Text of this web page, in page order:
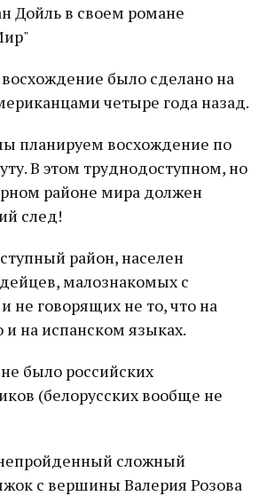
Дойль в своем романе
было сделано на
четыре года назад.
планируем восхождение по
В этом труднодоступном, но
районе мира должен
след!
район, населен
малознакомых с
не говорящих не то, что на
и на испанском языках.
было российских
(белорусских вообще не
сложный
с вершины Валерия Розова